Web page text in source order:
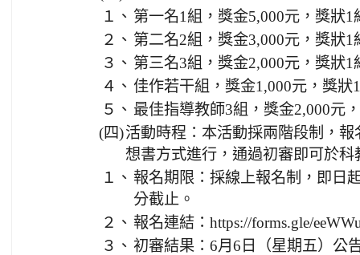
１、 第一名1組，獎金5,000元，獎狀1
２、 第二名2組，獎金3,000元，獎狀1
３、 第三名3組，獎金2,000元，獎狀1
４、 佳作若干組，獎金1,000元，獎狀
５、 最佳指導教師3組，獎金2,000元
(四)活動時程：本活動採兩階段制，
想書方式進行，通過初審即可於
１、 報名期限：採線上報名制，即日
分截止。
２、 報名連結：https://forms.gle/
３、 初審結果：6月6日（星期五）公